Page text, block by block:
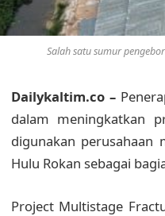
Salah satu sumur
Dailykaltim.co –
dalam meningkatkan
digunakan
Hulu Rokan sebagai
Project Multistage